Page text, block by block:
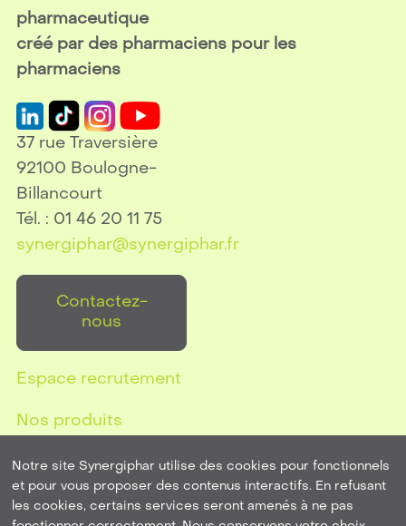
pharmaceutique
créé par des pharmaciens pour les
pharmaciens
37 rue Traversière
92100 Boulogne-
Billancourt
Tél. : 01 46 20 11 75
synergiphar@synergiphar.fr
Contactez-
nous
Espace recrutement
Nos produits
Mentions Légales-Plan de site-Politique de
Notre site Synergiphar utilise des cookies pour fonctionnels
et pour vous proposer des contenus interactifs. En refusant
les cookies, certains services seront amenés à ne pas